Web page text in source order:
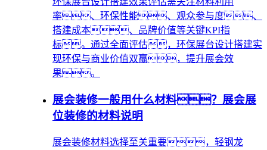
率、环保性能、观众参与度、
搭建成本、品牌价值等关键KPI指
标。通过全面评估，环保展台设计搭建实
现环保与商业价值双赢，提升展会效
果。
展会装修一般用什么材料？展会展
位装修的材料说明
展会装修材料选择至关重要，轻钢龙